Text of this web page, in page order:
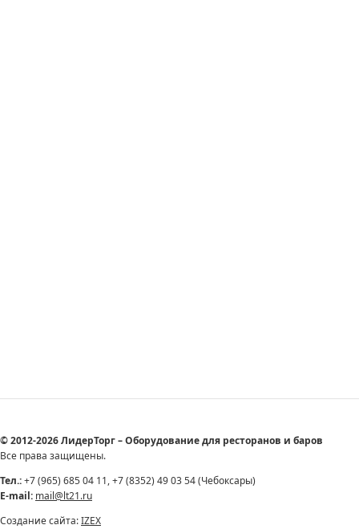
© 2012-2026 ЛидерТорг – Оборудование для ресторанов и баров
Все права защищены.
Тел.:+7 (965) 685 04 11, +7 (8352) 49 03 54 (Чебоксары)
E-mail: mail@lt21.ru
Создание сайта:IZEX